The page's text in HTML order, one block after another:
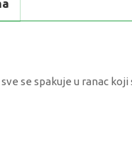
se spakuje u ranac